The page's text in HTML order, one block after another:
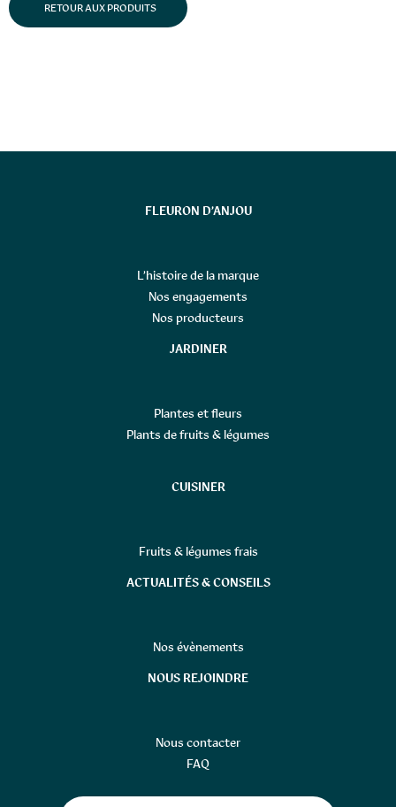
RETOUR AUX PRODUITS
FLEURON D’ANJOU
L’histoire de la marque
Nos engagements
Nos producteurs
JARDINER
Plantes et fleurs
Plants de fruits & légumes
CUISINER
Fruits & légumes frais
ACTUALITÉS & CONSEILS
Nos évènements
NOUS REJOINDRE
Nous contacter
FAQ